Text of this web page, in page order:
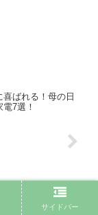
ばれる！母の日
7選！
サイドバー